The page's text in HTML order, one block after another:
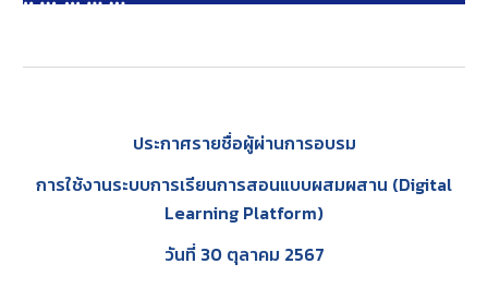
ประกาศรายชื่อผู้ผ่านการอบรม
การใช้งานระบบการเรียนการสอนแบบผสมผสาน (Digital
Learning Platform)
วันที่ 30 ตุลาคม 2567